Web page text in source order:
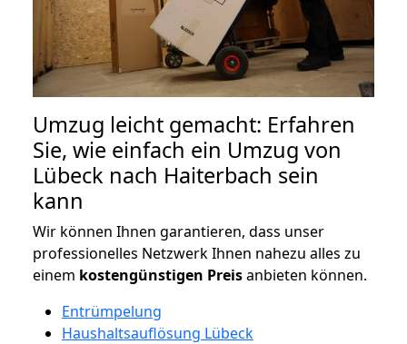
Umzug leicht gemacht: Erfahren
Sie, wie einfach ein Umzug von
Lübeck nach Haiterbach sein
kann
Wir können Ihnen garantieren, dass unser
professionelles Netzwerk Ihnen nahezu alles zu
einem kostengünstigen Preisanbieten können.
Entrümpelung
Haushaltsauflösung Lübeck